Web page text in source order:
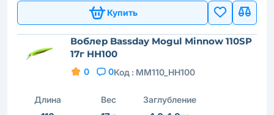
Купить
Воблер Bassday Mogul Minnow 110SP
17г HH100
0 0Код : MM110_HH100
Длина Вес Заглубление